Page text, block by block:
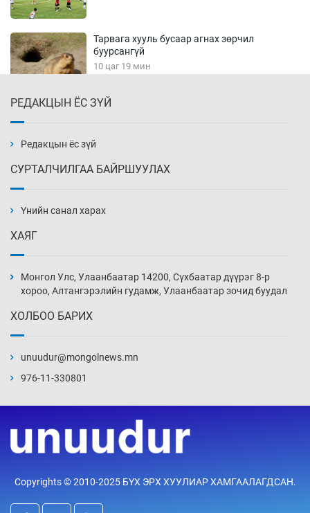
Тарвага хууль бусаар агнах зөрчил
буурсангүй
10 цаг 19 мин
10 цаг 49 мин
11 цаг 19 мин
11 цаг 49 мин
хэмжээг шинэчлэн тогтоох нь
12 цаг 49 мин
мөнгө, хүрэл медаль хүртэв
13 цаг 16 мин
РЕДАКЦЫН ЁС ЗҮЙ
Редакцын ёс зүй
СУРТАЛЧИЛГАА БАЙРШУУЛАХ
Үнийн санал харах
ХАЯГ
Монгол Улс, Улаанбаатар 14200, Сүхбаатар дүүрэг 8-р
хороо, Алтангэрэлийн гудамж, Улаанбаатар зочид буудал
ХОЛБОО БАРИХ
unuudur@mongolnews.mn
976-11-330801
Copyrights © 2010-2025 БҮХ ЭРХ ХУУЛИАР ХАМГААЛАГДСАН.